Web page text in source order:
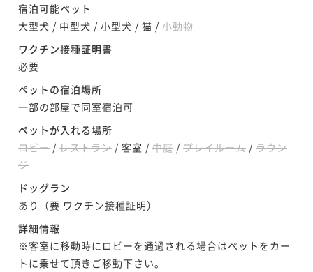
宿泊可能ペット
大型犬 / 中型犬 / 小型犬 / 猫 / 小動物
ワクチン接種証明書
必要
ペットの宿泊場所
一部の部屋で同室宿泊可
ペットが入れる場所
ロビー / レストラン / 客室 / 中庭 / プレイルーム / ラウン
ジ
ドッグラン
あり（要 ワクチン接種証明）
詳細情報
※客室に移動時にロビーを通過される場合はペットをカー
トに乗せて頂きご移動下さい。